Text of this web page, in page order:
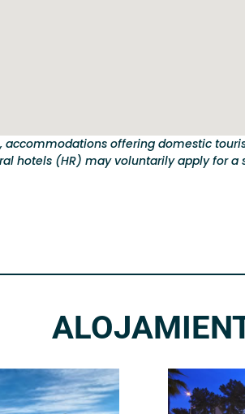
accommodations offering domestic
hotels (HR) may voluntarily apply for a